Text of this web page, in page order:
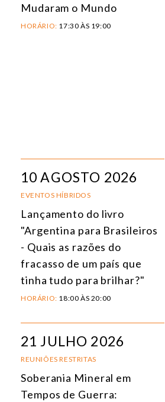
Mudaram o Mundo
HORÁRIO: 17:30 ÀS 19:00
10 AGOSTO 2026
EVENTOS HÍBRIDOS
Lançamento do livro
"Argentina para Brasileiros
- Quais as razões do
fracasso de um país que
tinha tudo para brilhar?"
HORÁRIO: 18:00 ÀS 20:00
21 JULHO 2026
REUNIÕES RESTRITAS
Soberania Mineral em
Tempos de Guerra: